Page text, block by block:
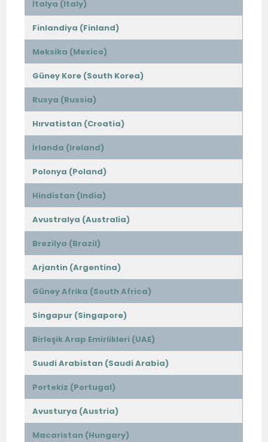
İtalya (Italy)
Finlandiya (Finland)
Meksika (Mexico)
Güney Kore (South Korea)
Rusya (Russia)
Hırvatistan (Croatia)
İrlanda (Ireland)
Polonya (Poland)
Hindistan (India)
Avustralya (Australia)
Brezilya (Brazil)
Arjantin (Argentina)
Güney Afrika (South Africa)
Singapur (Singapore)
Birleşik Arap Emirlikleri (UAE)
Suudi Arabistan (Saudi Arabia)
Portekiz (Portugal)
Avusturya (Austria)
Macaristan (Hungary)